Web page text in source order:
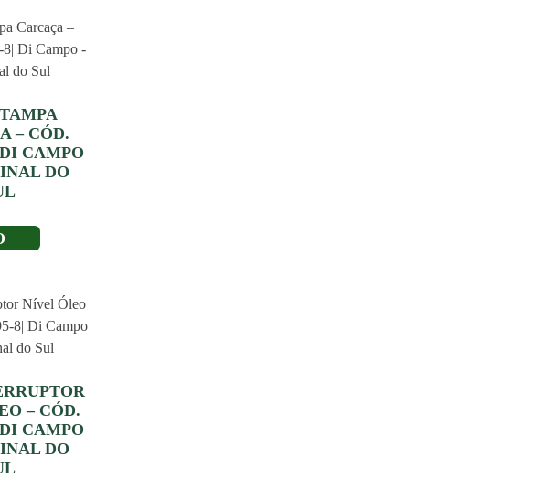
– CÓD.
CAMPO
DO
– CÓD.
CAMPO
DO